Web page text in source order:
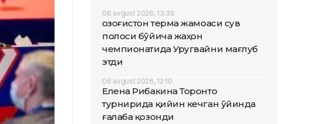
06 avgust 2026, 13:39
Қозоғистон терма жамоаси сув
полоси бўйича жаҳон
чемпионатида Уругвайни мағлуб
этди
06 avgust 2026, 12:10
Елена Рибакина Торонто
турнирида қийин кечган ўйинда
ғалаба қозонди